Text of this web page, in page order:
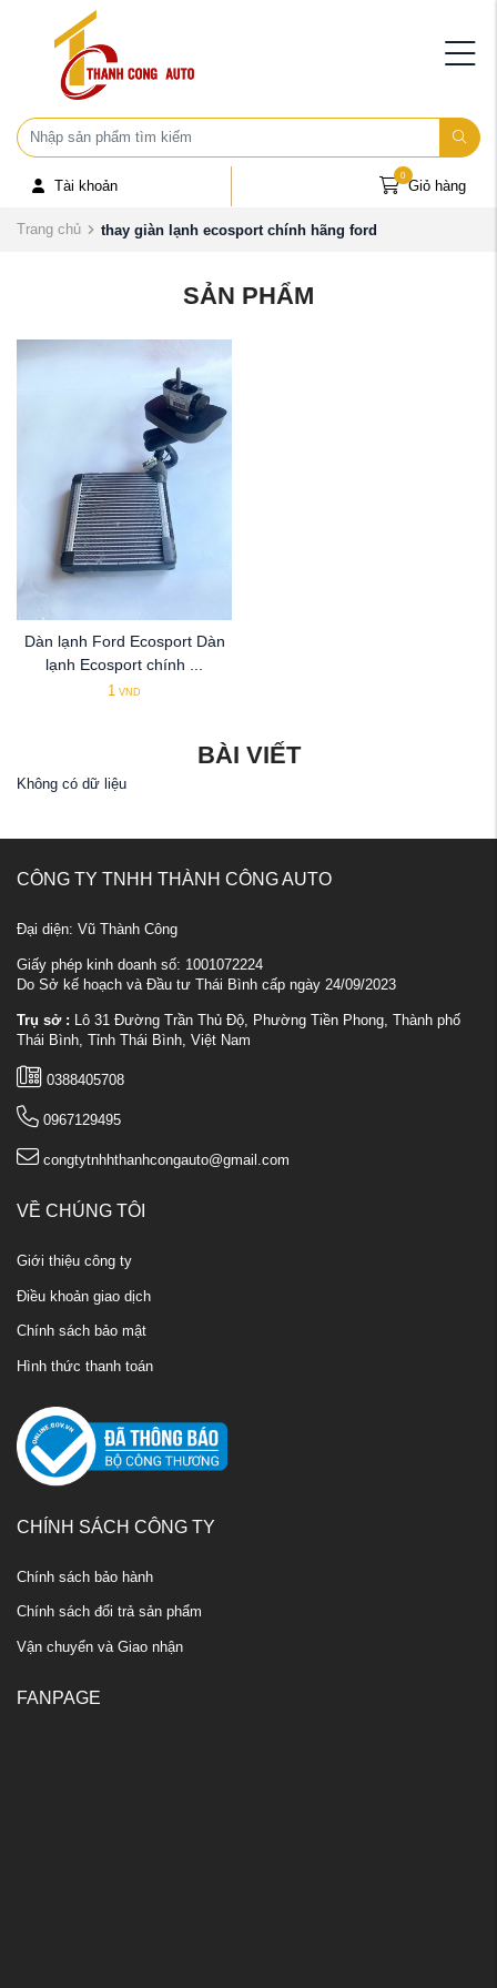
Tài khoản Giỏ hàng
0
Trang chủ thay giàn lạnh ecosport chính hãng ford
SẢN PHẨM
Dàn lạnh Ford Ecosport Dàn
lạnh Ecosport chính ...
1 VND
BÀI VIẾT
Không có dữ liệu
CÔNG TY TNHH THÀNH CÔNG AUTO
Đại diện: Vũ Thành Công
Giấy phép kinh doanh số: 1001072224
Do Sở kế hoạch và Đầu tư Thái Bình cấp ngày 24/09/2023
Trụ sở : Lô 31 Đường Trần Thủ Độ, Phường Tiền Phong, Thành phố
Thái Bình, Tỉnh Thái Bình, Việt Nam
0388405708
0967129495
congtytnhhthanhcongauto@gmail.com
VỀ CHÚNG TÔI
Giới thiệu công ty
Điều khoản giao dịch
Chính sách bảo mật
Hình thức thanh toán
CHÍNH SÁCH CÔNG TY
Chính sách bảo hành
Chính sách đổi trả sản phẩm
Vận chuyển và Giao nhận
FANPAGE